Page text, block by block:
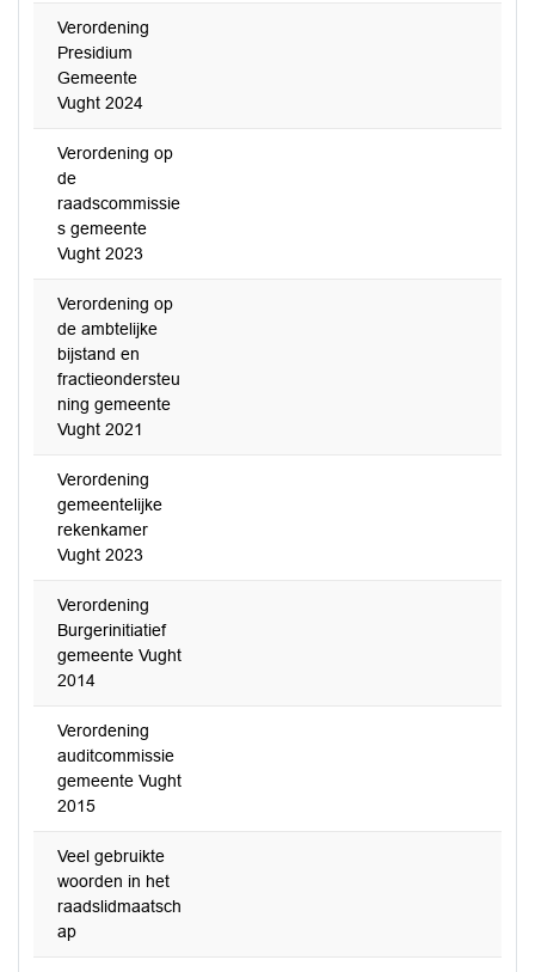
Verordening
Presidium
Gemeente
Vught 2024
Verordening op
de
raadscommissie
s gemeente
Vught 2023
Verordening op
de ambtelijke
bijstand en
fractieondersteu
ning gemeente
Vught 2021
Verordening
gemeentelijke
rekenkamer
Vught 2023
Verordening
Burgerinitiatief
gemeente Vught
2014
Verordening
auditcommissie
gemeente Vught
2015
Veel gebruikte
woorden in het
raadslidmaatsch
ap